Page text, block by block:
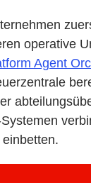
operative
Agent